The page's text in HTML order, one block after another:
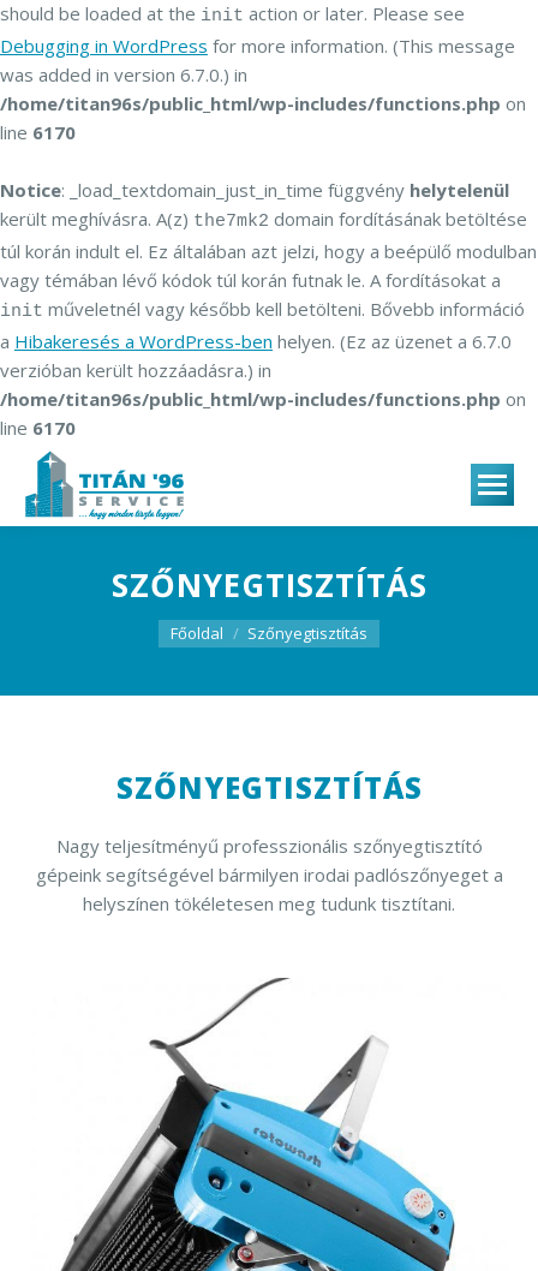
should be loaded at the init action or later. Please see
Debugging in WordPress for more information. (This message
was added in version 6.7.0.) in
/home/titan96s/public_html/wp-includes/functions.php on
line 6170
Notice: _load_textdomain_just_in_time függvény helytelenül
került meghívásra. A(z) the7mk2 domain fordításának betöltése
túl korán indult el. Ez általában azt jelzi, hogy a beépülő modulban
vagy témában lévő kódok túl korán futnak le. A fordításokat a
init műveletnél vagy később kell betölteni. Bővebb információ
a Hibakeresés a WordPress-ben helyen. (Ez az üzenet a 6.7.0
verzióban került hozzáadásra.) in
/home/titan96s/public_html/wp-includes/functions.php on
line 6170
SZŐNYEGTISZTÍTÁS
You are here:
Főoldal Szőnyegtisztítás
SZŐNYEGTISZTÍTÁS
Nagy teljesítményű professzionális szőnyegtisztító
gépeink segítségével bármilyen irodai padlószőnyeget a
helyszínen tökéletesen meg tudunk tisztítani.